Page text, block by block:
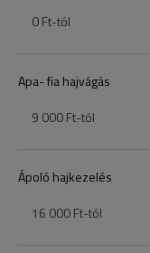
0 Ft-tól
Apa- fia hajvágás
9 000 Ft-tól
Ápoló hajkezelés
16 000 Ft-tól